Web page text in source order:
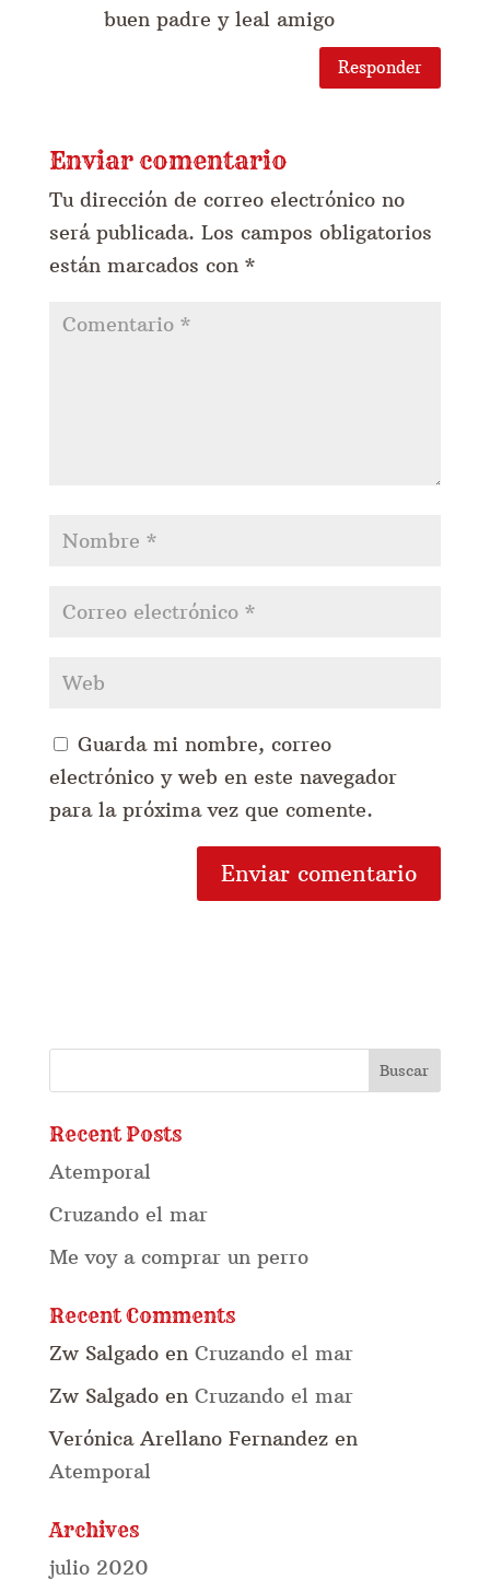
buen padre y leal amigo
Responder
Enviar comentario
Tu dirección de correo electrónico no
será publicada. Los campos obligatorios
están marcados con *
Guarda mi nombre, correo
electrónico y web en este navegador
para la próxima vez que comente.
Recent Posts
Atemporal
Cruzando el mar
Me voy a comprar un perro
Recent Comments
Zw Salgadoen Cruzando el mar
Zw Salgadoen Cruzando el mar
Verónica Arellano Fernandezen
Atemporal
Archives
julio 2020